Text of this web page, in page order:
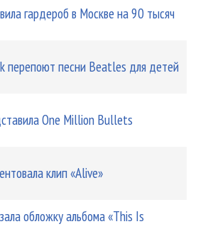
гардероб в Москве на 90 тысяч
перепоют песни Beatles для детей
One Million Bullets
клип «Alive»
обложку альбома «This Is